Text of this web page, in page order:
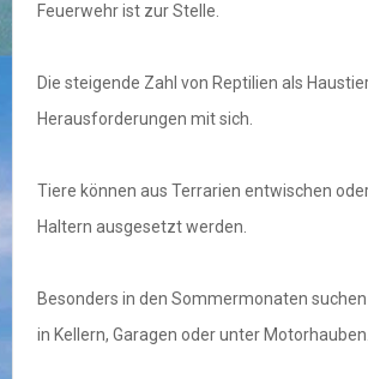
Feuerwehr ist zur Stelle.
Die steigende Zahl von Reptilien als
Herausforderungen mit sich.
Tiere können aus Terrarien entwischen
Haltern ausgesetzt werden.
Besonders in den Sommermonaten
in Kellern, Garagen oder unter Motorhauben.